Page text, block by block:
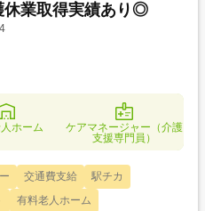
業取得実績あり◎
ホーム
ケアマネージャー（介護
支援専門員）
交通費支給
駅チカ
有料老人ホーム